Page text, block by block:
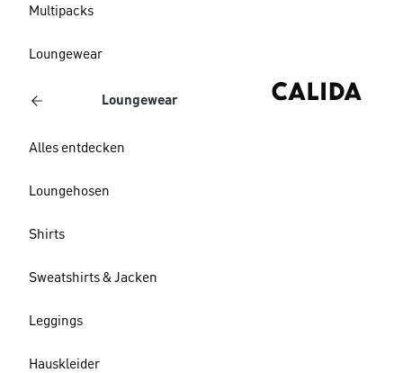
Multipacks
Loungewear
Loungewear
Alles entdecken
Loungehosen
Shirts
Sweatshirts & Jacken
Leggings
Hauskleider